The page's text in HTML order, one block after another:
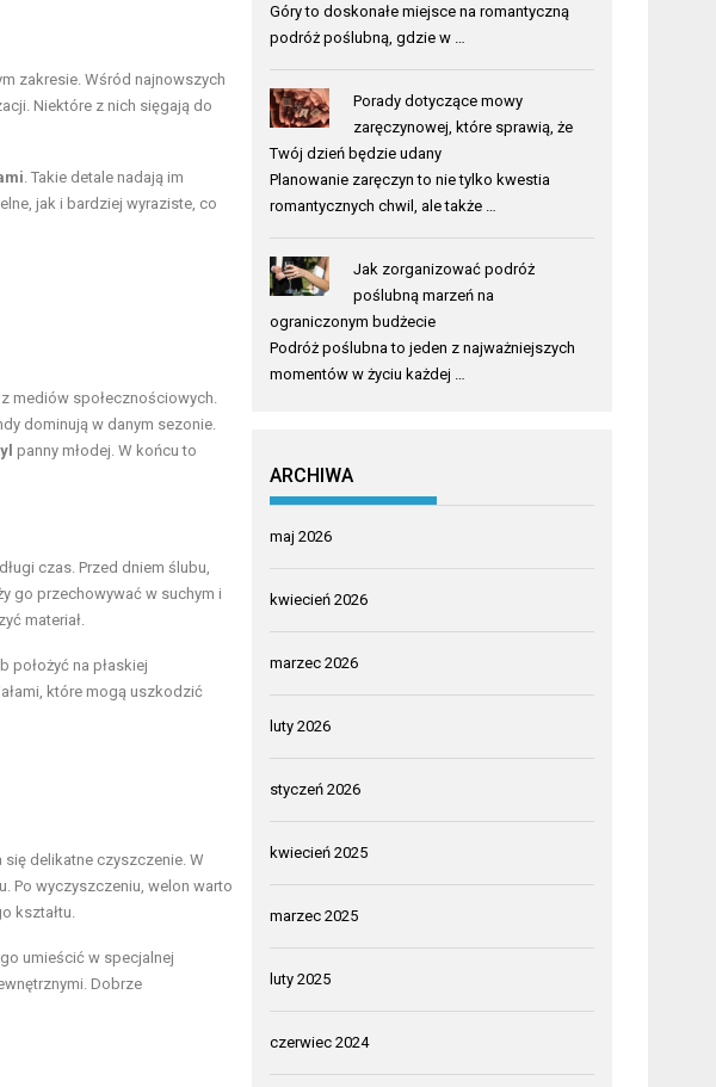
zakresie. Wśród najnowszych
Niektóre z nich sięgają do
. Takie detale nadają im
jak i bardziej wyraziste, co
mediów społecznościowych.
dominują w danym sezonie.
panny młodej. W końcu to
czas. Przed dniem ślubu,
go przechowywać w suchym i
materiał.
położyć na płaskiej
które mogą uszkodzić
się delikatne czyszczenie. W
Po wyczyszczeniu, welon warto
kształtu.
umieścić w specjalnej
Dobrze
Góry to doskonałe miejsce na romantyczną
podróż poślubną, gdzie w …
Porady dotyczące mowy
zaręczynowej, które sprawią, że
Twój dzień będzie udany
Planowanie zaręczyn to nie tylko kwestia
romantycznych chwil, ale także …
Jak zorganizować podróż
poślubną marzeń na
ograniczonym budżecie
Podróż poślubna to jeden z najważniejszych
momentów w życiu każdej …
ARCHIWA
maj 2026
kwiecień 2026
marzec 2026
luty 2026
styczeń 2026
kwiecień 2025
marzec 2025
luty 2025
czerwiec 2024